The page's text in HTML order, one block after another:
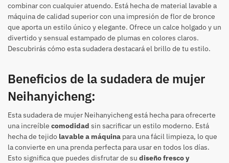
combinar con cualquier atuendo. Está hecha de material lavable a
máquina de calidad superior con una impresión de flor de bronce
que aporta un estilo único y elegante. Ofrece un calce holgado y un
divertido y sensual estampado de plumas en colores claros.
Descubrirás cómo esta sudadera destacará el brillo de tu estilo.
Beneficios de la sudadera de mujer
Neihanyicheng:
Esta sudadera de mujer Neihanyicheng está hecha para ofrecerte
una increíble comodidad sin sacrificar un estilo moderno. Está
hecha de tejido lavable a máquina para una fácil limpieza, lo que
la convierte en una prenda perfecta para usar en todos los días.
Esto significa que puedes disfrutar de su diseño fresco y